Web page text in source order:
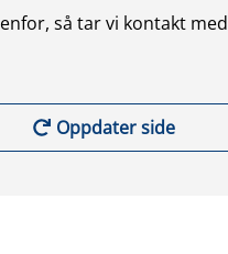
så tar vi kontakt med
Oppdater side